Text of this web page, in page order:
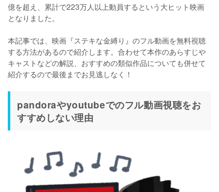
億を超え、累計で223万人以上動員するという大ヒット映画
となりました。
本記事では、映画『ステキな金縛り』のフル動画を無料視聴
する方法があるので紹介します。合わせて本作のあらすじや
キャストなどの解説、おすすめの類似作品についても併せて
紹介するので最後までお見逃しなく！
pandoraやyoutubeでのフル動画視聴をお
すすめしない理由